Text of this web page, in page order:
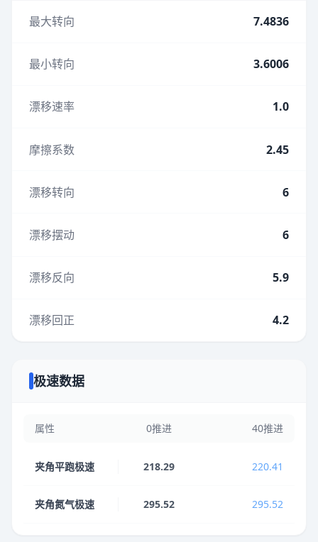
最大转向 7.4836
最小转向 3.6006
漂移速率 1.0
摩擦系数 2.45
漂移转向 6
漂移摆动 6
漂移反向 5.9
漂移回正 4.2
极速数据
属性 0推进 40推进
夹角平跑极速 218.29 220.41
夹角氮气极速 295.52 295.52